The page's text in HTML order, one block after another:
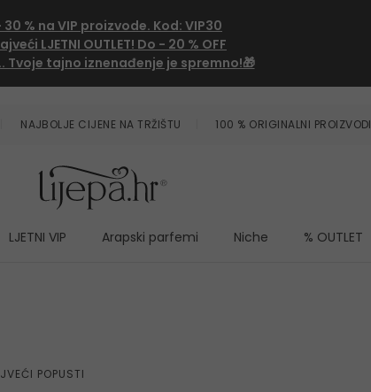
30 % na VIP proizvode. Kod: VIP30
LJETNI OUTLET! Do - 20 % OFF
Tvoje tajno iznenađenje je spremno!🎁
NAJBOLJE CIJENE NA TRŽIŠTU 100 % ORIGINALNI PROIZVODI
LJETNI VIP Arapski parfemi Niche % OUTLET
POPUSTI